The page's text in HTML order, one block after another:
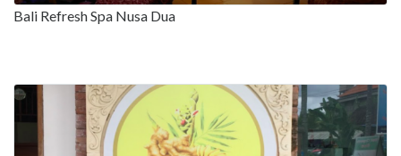
Bali Refresh Spa Nusa Dua